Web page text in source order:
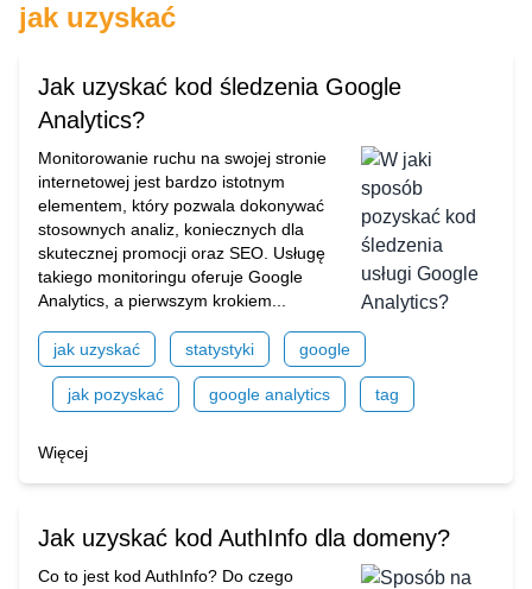
jak uzyskać
Jak uzyskać kod śledzenia Google
Analytics?
Monitorowanie ruchu na swojej stronie
internetowej jest bardzo istotnym
elementem, który pozwala dokonywać
stosownych analiz, koniecznych dla
skutecznej promocji oraz SEO. Usługę
takiego monitoringu oferuje Google
Analytics, a pierwszym krokiem...
jak uzyskać statystyki google
jak pozyskać google analytics tag
Więcej
Jak uzyskać kod AuthInfo dla domeny?
Co to jest kod AuthInfo? Do czego